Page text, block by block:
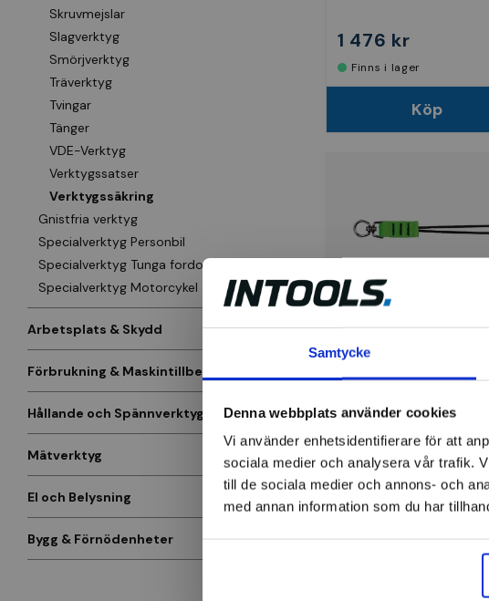
Samtycke
Denna webbplats använder cookies
Vi använder enhetsidentifierare för att
sociala medier och analysera vår trafik.
till de sociala medier och annons- och
med annan information som du har
Skruvmejslar
Slagverktyg
Smörjverktyg
Träverktyg
Tvingar
Tänger
VDE-Verktyg
Verktygssatser
Verktygssäkring
Gnistfria verktyg
Specialverktyg Personbil
Specialverktyg Tunga fordon
Specialverktyg Motorcykel & Cykel
Arbetsplats & Skydd
Förbrukning & Maskintillbehör
Hållande och Spännverktyg
Mätverktyg
El och Belysning
Bygg & Förnödenheter
1 476 kr
Finns i lager
Köp
D-ring 360 °, last 3kg
160 kr
Finns i lager
Köp